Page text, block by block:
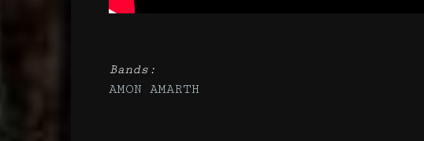
Bands:
AMON AMARTH